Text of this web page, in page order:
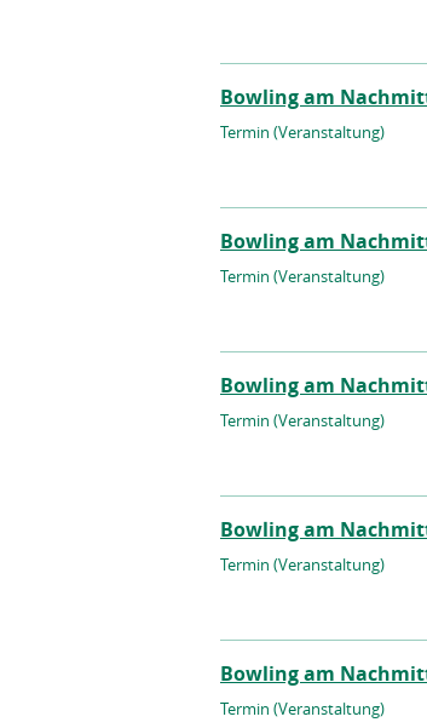
Bowling am
Termin (Veranstaltung)
Bowling am
Termin (Veranstaltung)
Bowling am
Termin (Veranstaltung)
Bowling am
Termin (Veranstaltung)
Bowling am
Termin (Veranstaltung)